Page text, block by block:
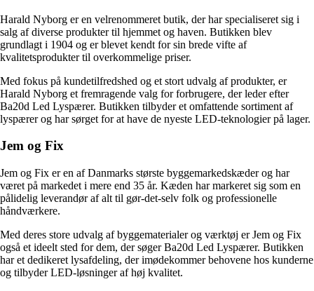
Harald Nyborg er en velrenommeret butik, der har specialiseret sig i
salg af diverse produkter til hjemmet og haven. Butikken blev
grundlagt i 1904 og er blevet kendt for sin brede vifte af
kvalitetsprodukter til overkommelige priser.
Med fokus på kundetilfredshed og et stort udvalg af produkter, er
Harald Nyborg et fremragende valg for forbrugere, der leder efter
Ba20d Led Lyspærer. Butikken tilbyder et omfattende sortiment af
lyspærer og har sørget for at have de nyeste LED-teknologier på lager.
Jem og Fix
Jem og Fix er en af Danmarks største byggemarkedskæder og har
været på markedet i mere end 35 år. Kæden har markeret sig som en
pålidelig leverandør af alt til gør-det-selv folk og professionelle
håndværkere.
Med deres store udvalg af byggematerialer og værktøj er Jem og Fix
også et ideelt sted for dem, der søger Ba20d Led Lyspærer. Butikken
har et dedikeret lysafdeling, der imødekommer behovene hos kunderne
og tilbyder LED-løsninger af høj kvalitet.